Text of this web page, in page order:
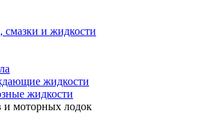
смазки и жидкости
жидкости
жидкости
и моторных лодок